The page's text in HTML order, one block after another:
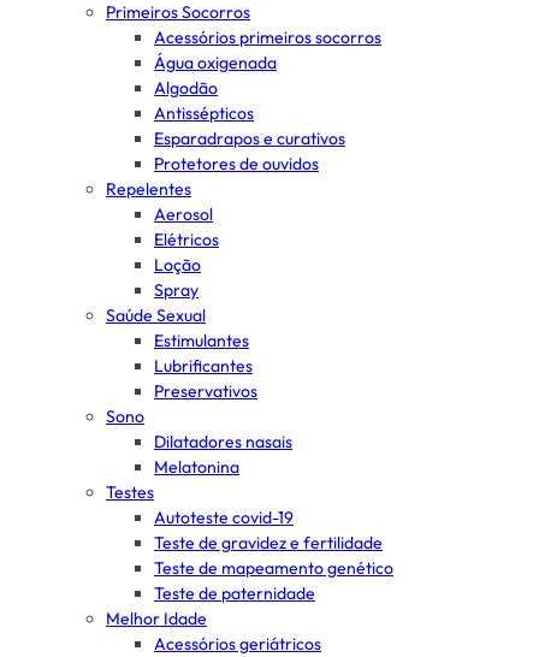
Primeiros Socorros
Acessórios primeiros socorros
Água oxigenada
Algodão
Antissépticos
Esparadrapos e curativos
Protetores de ouvidos
Repelentes
Aerosol
Elétricos
Loção
Spray
Saúde Sexual
Estimulantes
Lubrificantes
Preservativos
Sono
Dilatadores nasais
Melatonina
Testes
Autoteste covid-19
Teste de gravidez e fertilidade
Teste de mapeamento genético
Teste de paternidade
Melhor Idade
Acessórios geriátricos